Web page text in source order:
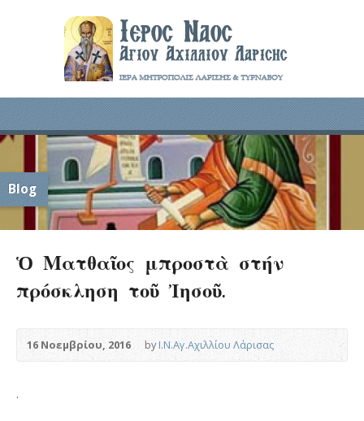
Blog
Ὁ Ματθαῖος μπροστὰ στήν
πρόσκληση τοῦ Ἰησοῦ.
16 Νοεμβρίου, 2016 byΙ.Ν.Αγ.Αχιλλίου Λάρισας
.